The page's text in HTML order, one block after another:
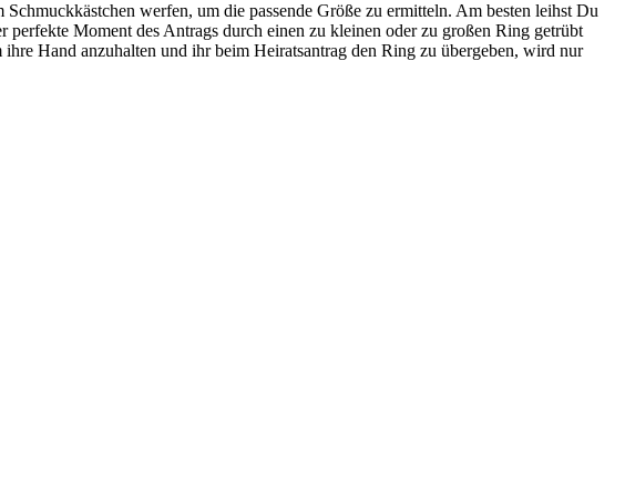
werfen, um die passende Größe zu ermitteln. Am besten leihst Du
Moment des Antrags durch einen zu kleinen oder zu großen Ring getrübt
Hand anzuhalten und ihr beim Heiratsantrag den Ring zu übergeben, wird nur